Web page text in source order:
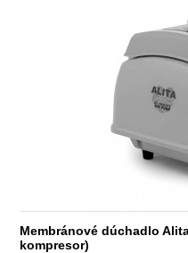
Membránové dúchadlo
kompresor)